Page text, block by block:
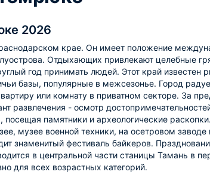
2026
крае. Он имеет положение
Отдыхающих привлекают целебные
год принимать людей. Этот край известен
базы, популярные в межсезонье. Город
или комнату в приватном секторе. За
развлечения - осмотр
посещая памятники и археологические
музее военной техники, на осетровом
знаменитый фестиваль байкеров.
в центральной части станицы Тамань в
для всех возрастных категорий.